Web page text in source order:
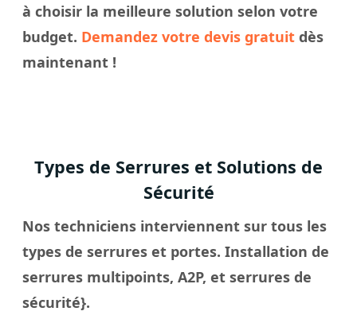
à choisir la meilleure solution selon votre
budget. Demandez votre devis gratuit dès
maintenant !
Types de Serrures et Solutions de
Sécurité
Nos techniciens interviennent sur tous les
types de serrures et portes. Installation de
serrures multipoints, A2P, et serrures de
sécurité}.